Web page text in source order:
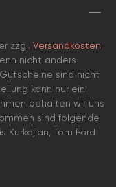
zzgl. Versandkosten
nicht anders
sind nicht
kann nur ein
behalten wir uns
sind folgende
Kurkdjian, Tom Ford